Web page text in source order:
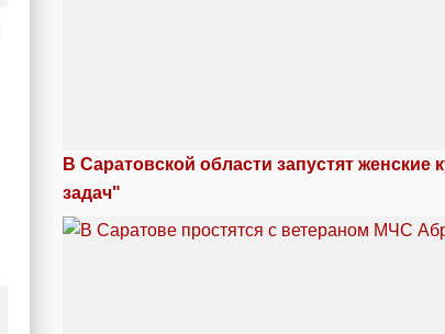
В Саратовской области запустят
задач"